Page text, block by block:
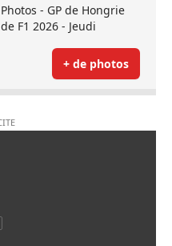
Photos - GP de Hongrie
de F1 2026 - Jeudi
+ de photos